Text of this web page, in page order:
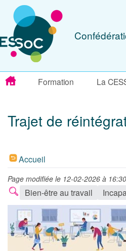
Formation La
Trajet de
Accueil
Page modifiée le 12-02-2026 à 16:30
Bien-être au travail